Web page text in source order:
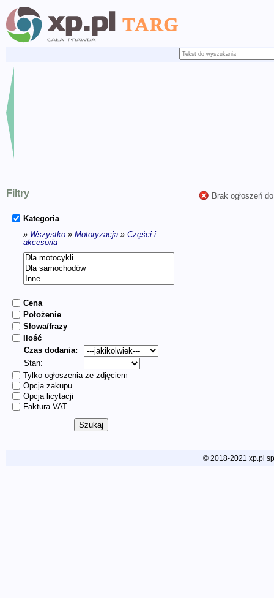
Filtry
Kategoria
» Wszystko » Motoryzacja » Części i
akcesoria
Cena
Położenie
Słowa/frazy
Ilość
Czas dodania:
Stan:
Tylko ogłoszenia ze zdjęciem
Opcja zakupu
Opcja licytacji
Faktura VAT
Brak ogłoszeń
© 2018-2021 xp.pl